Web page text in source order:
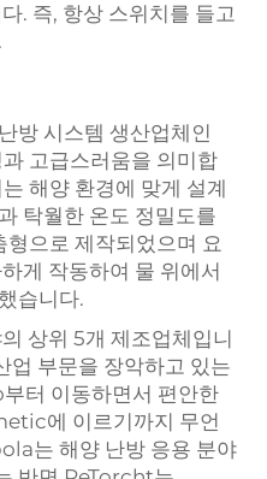
. 즉, 항상 스위치를 들고
방 시스템 생산업체인
고급스러움을 의미합
해양 환경에 맞게 설계
탁월한 온도 정밀도를
으로 제작되었으며 요
게 작동하여 물 위에서
습니다.
상위 5개 제조업체입니
업 부문을 장악하고 있는
터 이동하면서 편안한
에 이르기까지 무언
는 해양 난방 응용 분야